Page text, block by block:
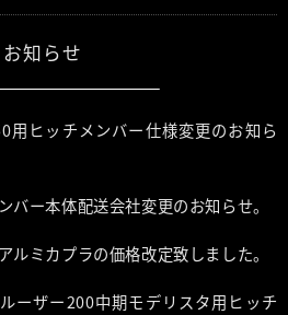
お知らせ
用ヒッチメンバー仕様変更のお知ら
バー本体配送会社変更のお知らせ。
ルミカプラの価格改定致しました。
ーザー200中期モデリスタ用ヒッチ